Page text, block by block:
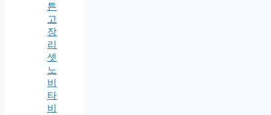
튼
고
장
리
셋
노
비
타
비